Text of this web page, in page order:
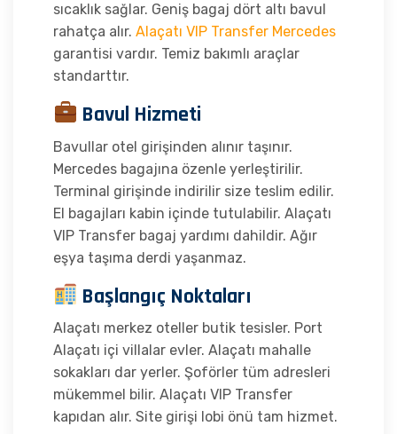
sıcaklık sağlar. Geniş bagaj dört altı bavul
rahatça alır. Alaçatı VIP Transfer Mercedes
garantisi vardır. Temiz bakımlı araçlar
standarttır.
Bavul Hizmeti
Bavullar otel girişinden alınır taşınır.
Mercedes bagajına özenle yerleştirilir.
Terminal girişinde indirilir size teslim edilir.
El bagajları kabin içinde tutulabilir. Alaçatı
VIP Transfer bagaj yardımı dahildir. Ağır
eşya taşıma derdi yaşanmaz.
Başlangıç Noktaları
Alaçatı merkez oteller butik tesisler. Port
Alaçatı içi villalar evler. Alaçatı mahalle
sokakları dar yerler. Şoförler tüm adresleri
mükemmel bilir. Alaçatı VIP Transfer
kapıdan alır. Site girişi lobi önü tam hizmet.